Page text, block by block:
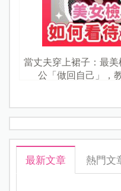
當丈夫穿上裙子：最
公「做回自己」，
最新文章 熱門文